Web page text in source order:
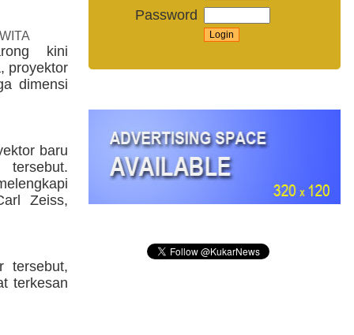
kini
proyektor
dimensi
baru
Zeiss,
tersebut,
terkesan
Password